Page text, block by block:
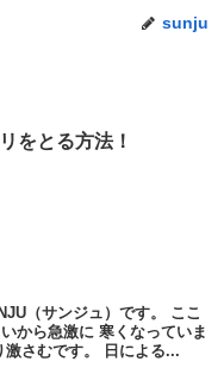
sunju
をとる方法！
（サンジュ）です。 ここ
から急激に 寒くなっていま
さむです。 日による...